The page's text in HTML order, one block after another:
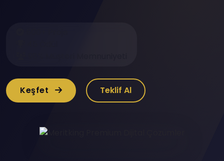
Keşfet Teklif Al